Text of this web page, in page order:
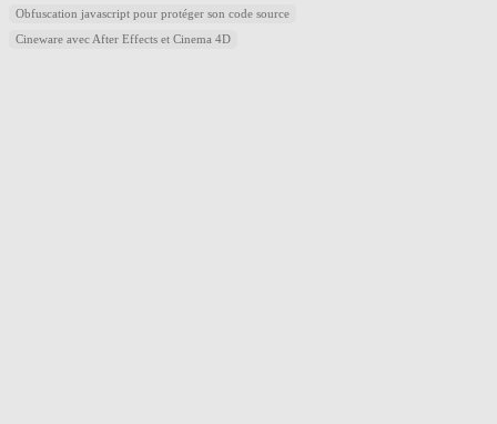
Obfuscation javascript pour protéger son code source
Cineware avec After Effects et Cinema 4D